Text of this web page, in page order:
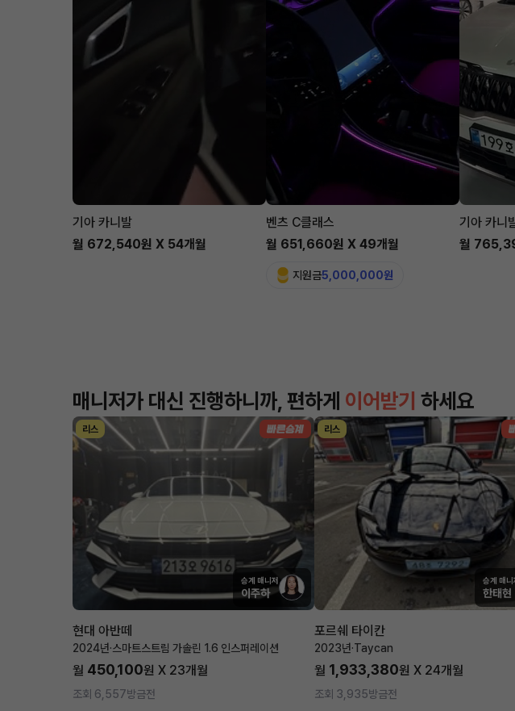
기아 카니발
월 672,540원 X 54개월
벤츠 C클래스
월 651,660원 X 49개월
지원금5,000,000원
기아 카니
월
매니저가 대신 진행하니까, 편하게 이어받기 하세요
리스
승계 매니저
이주하
현대 아반떼
2024년·스마트스트림 가솔린 1.6 인스퍼레이션
월 450,100원 X 23개월
조회 6,557방금전
리스
승계 매니
한태현
포르쉐 타이칸
2023년·Taycan
월 1,933,380원 X 24개월
조회 3,935방금전